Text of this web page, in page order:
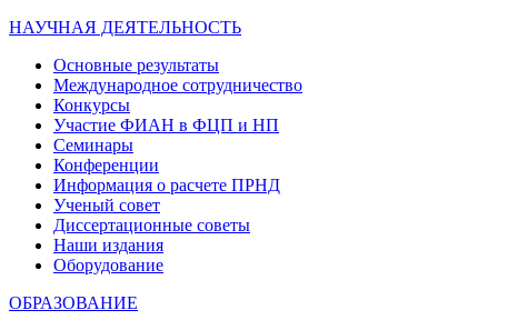
НАУЧНАЯ ДЕЯТЕЛЬНОСТЬ
Основные результаты
Международное сотрудничество
Конкурсы
Участие ФИАН в ФЦП и НП
Семинары
Конференции
Информация о расчете ПРНД
Ученый совет
Диссертационные советы
Наши издания
Оборудование
ОБРАЗОВАНИЕ